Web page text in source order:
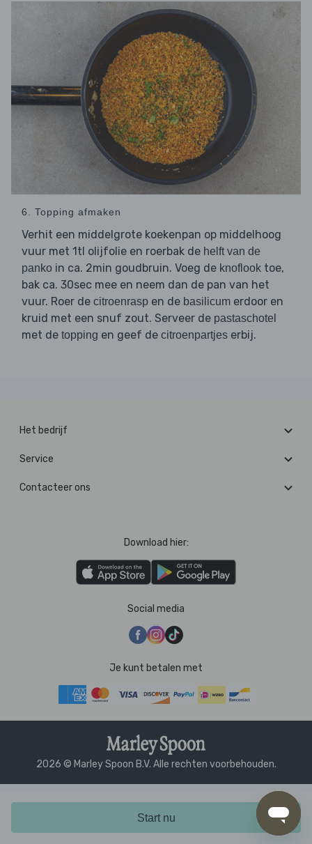
Start nu
6. Topping afmaken
Verhit een middelgrote koekenpan op middelhoog
vuur met 1tl olijfolie en roerbak de helft van de
panko in ca. 2min goudbruin. Voeg de knoflook toe,
bak ca. 30sec mee en neem dan de pan van het
vuur. Roer de citroenrasp en de basilicum erdoor en
kruid met een snuf zout. Serveer de pastaschotel
met de topping en geef de citroenpartjes erbij.
Het bedrijf
Service
Contacteer ons
Download hier:
Social media
Je kunt betalen met
2026 © Marley Spoon B.V. Alle rechten voorbehouden.